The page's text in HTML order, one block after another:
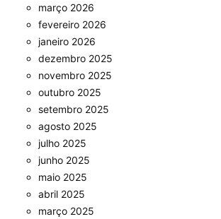
março 2026
fevereiro 2026
janeiro 2026
dezembro 2025
novembro 2025
outubro 2025
setembro 2025
agosto 2025
julho 2025
junho 2025
maio 2025
abril 2025
março 2025